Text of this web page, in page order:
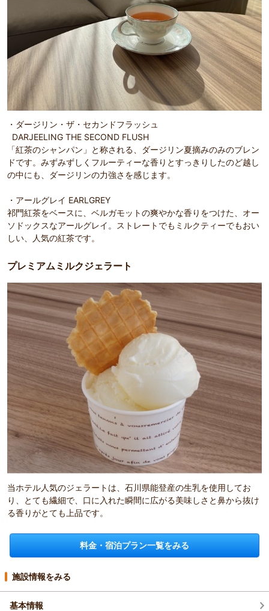
・ダージリン・ザ・セカンドフラッシュ
DARJEELING THE SECOND FLUSH
「紅茶のシャンパン」と称される、ダージリン夏摘みのみのブレン
ドです。みずみずしくフルーティーな香りとすっきりしたのど越し
の中にも、ダージリンの力強さを感じます。
・アールグレイ EARLGREY
祁門紅茶をベースに、ベルガモットの爽やかな香りをつけた、オー
ソドックスなアールグレイ。ストレートでもミルクティーでもおい
しい、人気の紅茶です。
プレミアムミルクジェラート
当ホテル人気のジェラートは、石川県能登産の生乳を使用してお
り、とても繊細で、口に入れた瞬間に広がる美味しさと鼻から抜け
る香りがとても上品です。
料金・宿泊プラン一覧をみる
施設情報をみる
基本情報